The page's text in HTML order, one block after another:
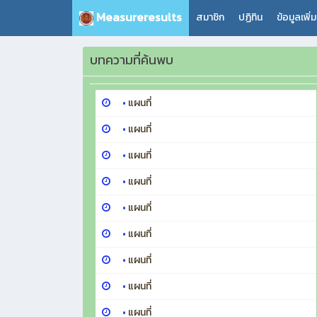
Measureresults สมาชิก ปฏิทิน ข้อมูลเพิ่
บทความที่ค้นพบ
• แผนที่
• แผนที่
• แผนที่
• แผนที่
• แผนที่
• แผนที่
• แผนที่
• แผนที่
• แผนที่